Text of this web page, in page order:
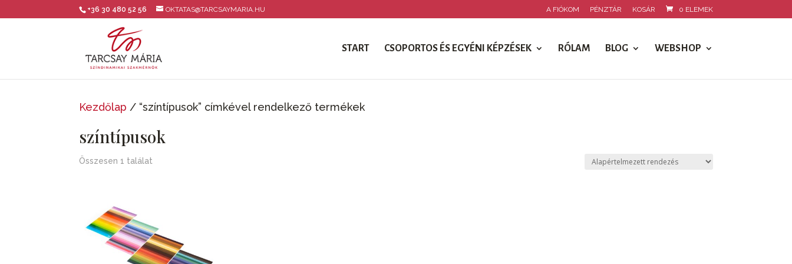
+36 30 480 52 56 OKTATAS@TARCSAYMARIA.HU A FIÓKOM PÉNZTÁR KOSÁR 0 ELEMEK
START CSOPORTOS ÉS EGYÉNI KÉPZÉSEK RÓLAM BLOG WEBSHOP
Kezdőlap / “színtípusok” címkével rendelkező termékek
színtípusok
Összesen 1 találat